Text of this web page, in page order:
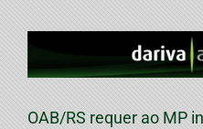
Image
OAB/RS requer ao MP